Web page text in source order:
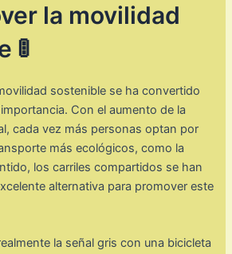
la movilidad
🚦
sostenible se ha convertido
Con el aumento de la
cada vez más personas optan por
más ecológicos, como la
los carriles compartidos se han
alternativa para promover este
la señal gris con una bicicleta